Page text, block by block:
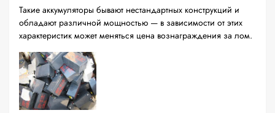
Такие аккумуляторы бывают нестандартных конструкций и
обладают различной мощностью — в зависимости от этих
характеристик может меняться цена вознаграждения за лом.